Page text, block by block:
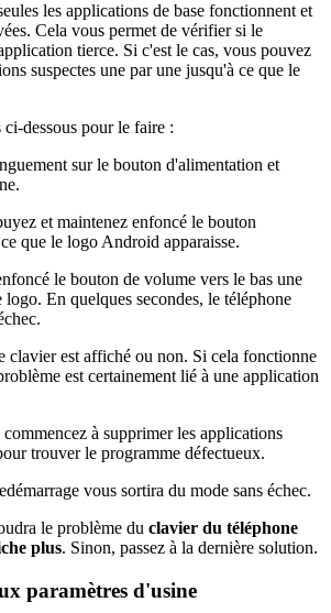
les applications de base fonctionnent et
Cela vous permet de vérifier si le
tierce. Si c'est le cas, vous pouvez
suspectes une par une jusqu'à ce que le
dessous pour le faire :
sur le bouton d'alimentation et
et maintenez enfoncé le bouton
que le logo Android apparaisse.
le bouton de volume vers le bas une
En quelques secondes, le téléphone
clavier est affiché ou non. Si cela fonctionne
est certainement lié à une application
à supprimer les applications
trouver le programme défectueux.
vous sortira du mode sans échec.
le problème du clavier du téléphone
plus. Sinon, passez à la dernière solution.
paramètres d'usine